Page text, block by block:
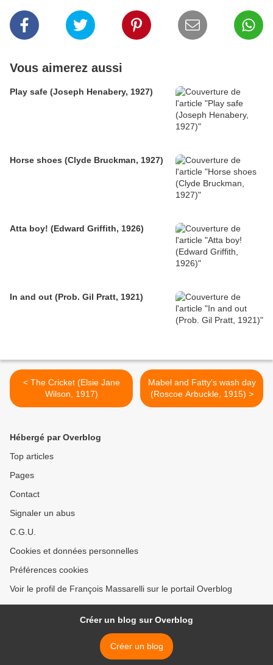
Vous aimerez aussi
Play safe (Joseph Henabery, 1927)
Horse shoes (Clyde Bruckman, 1927)
Atta boy! (Edward Griffith, 1926)
In and out (Prob. Gil Pratt, 1921)
< The Cricket (Elsie Jane
Wilson, 1917)
Mabel and Fatty's wash day
(Roscoe Arbuckle, 1915) >
Hébergé par Overblog
Top articles
Pages
Contact
Signaler un abus
C.G.U.
Cookies et données personnelles
Préférences cookies
Voir le profil de François Massarelli sur le portail Overblog
Créer un blog sur Overblog
Créer un blog